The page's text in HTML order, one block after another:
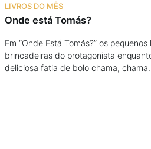
Na família
Colunas
LIVROS DO MÊS
Onde está Tomás?
Em “Onde Está Tomás?” os
brincadeiras do protagonista
deliciosa fatia de bolo chama,